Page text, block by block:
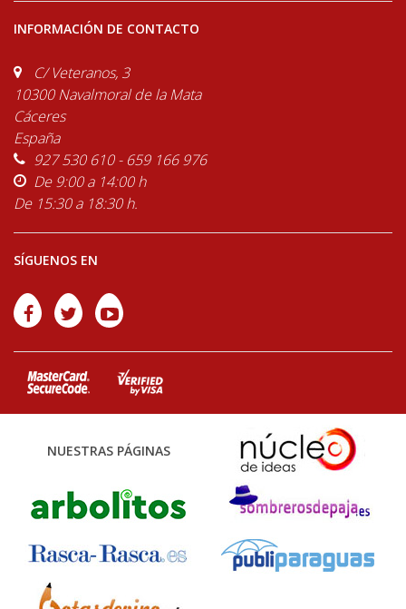
INFORMACIÓN DE CONTACTO
C/ Veteranos, 3
10300 Navalmoral de la Mata
Cáceres
España
927 530 610 - 659 166 976
De 9:00 a 14:00 h
De 15:30 a 18:30 h.
SÍGUENOS EN
NUESTRAS PÁGINAS